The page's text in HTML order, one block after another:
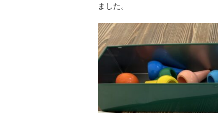
ました。